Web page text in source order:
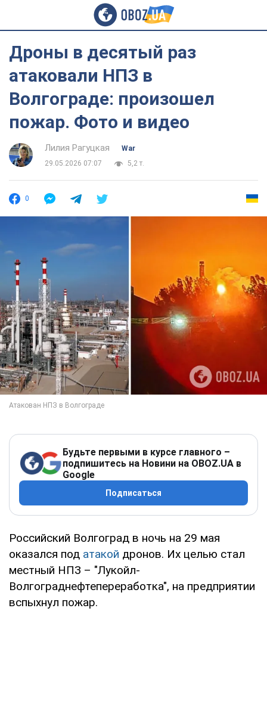
Дроны в десятый раз
атаковали НПЗ в
Волгограде: произошел
пожар. Фото и видео
Лилия Рагуцкая
War
29.05.2026 07:07
5,2 т.
0
Будьте первыми в курсе главного –
подпишитесь на Новини на OBOZ.UA в
Google
Подписаться
Российский Волгоград в ночь на 29 мая
оказался под атакой дронов. Их целью стал
местный НПЗ – "Лукойл-
Волгограднефтепереработка", на предприятии
вспыхнул пожар.